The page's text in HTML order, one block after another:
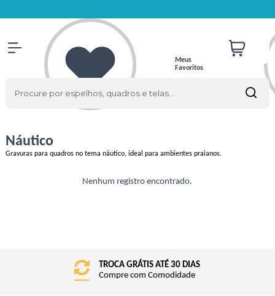
Meus
Favoritos
Náutico
Gravuras para quadros no tema náutico, ideal para ambientes praianos.
Nenhum registro encontrado.
TROCA GRÁTIS ATÉ 30 DIAS
Compre com Comodidade